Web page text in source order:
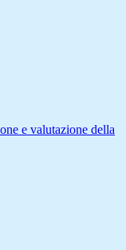
e valutazione della